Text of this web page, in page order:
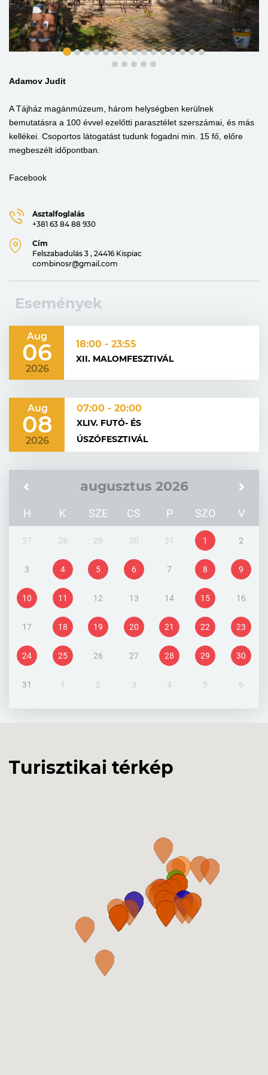
Adamov Judit
A Tájház magánmúzeum, három helységben kerülnek
bemutatásra a 100 évvel ezelőtti parasztélet szerszámai, és más
kellékei. Csoportos látogatást tudunk fogadni min. 15 fő, előre
megbeszélt időpontban.
Facebook
Asztalfoglalás
+381 63 84 88 930
Cím
Felszabadulás 3 , 24416 Kispiac
combinosr@gmail.com
Események
Aug
06
2026
18:00 - 23:55
XII. MALOMFESZTIVÁL
Aug
08
2026
07:00 - 20:00
XLIV. FUTÓ- ÉS
ÚSZÓFESZTIVÁL
augusztus 2026
H K SZE CS P SZO V
27 28 29 30 31 1 2
3 4 5 6 7 8 9
10 11 12 13 14 15 16
17 18 19 20 21 22 23
24 25 26 27 28 29 30
31 1 2 3 4 5 6
Turisztikai térkép